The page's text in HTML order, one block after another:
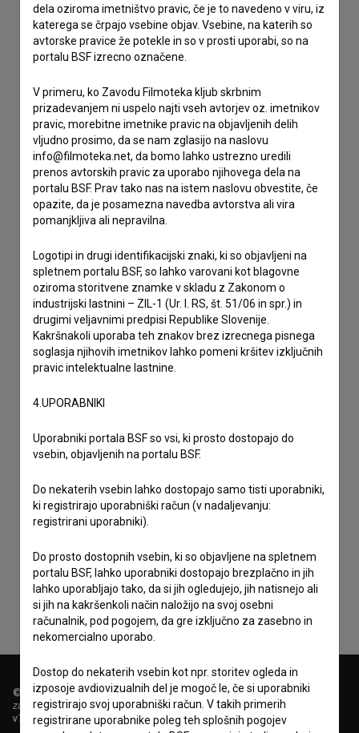
Stik z uredništvom
Spoštovani, s pomočjo spodnjega obrazca lahko stopite v
stik z uredništvom Baze slovenskih filmov. Veseli bomo vaših
odzivov.
imam vprašanje
prijavljam napako
želim dodati podatke
drugo
zbiranje, hrambo in obdelavo osebnih podatkov.
© 2018-2026, Filmoteka,
zavod za širjenje filmske kulture
v7.151.0
dela oziroma imetništvo pravic, če je to navedeno v viru, iz
katerega se črpajo vsebine objav. Vsebine, na katerih so
avtorske pravice že potekle in so v prosti uporabi, so na
portalu BSF izrecno označene.
V primeru, ko Zavodu Filmoteka kljub skrbnim
prizadevanjem ni uspelo najti vseh avtorjev oz. imetnikov
pravic, morebitne imetnike pravic na objavljenih delih
vljudno prosimo, da se nam zglasijo na naslovu
info@filmoteka.net, da bomo lahko ustrezno uredili
prenos avtorskih pravic za uporabo njihovega dela na
portalu BSF. Prav tako nas na istem naslovu obvestite, če
opazite, da je posamezna navedba avtorstva ali vira
pomanjkljiva ali nepravilna.
Logotipi in drugi identifikacijski znaki, ki so objavljeni na
spletnem portalu BSF, so lahko varovani kot blagovne
oziroma storitvene znamke v skladu z Zakonom o
industrijski lastnini – ZIL-1 (Ur. l. RS, št. 51/06 in spr.) in
drugimi veljavnimi predpisi Republike Slovenije.
Kakršnakoli uporaba teh znakov brez izrecnega pisnega
soglasja njihovih imetnikov lahko pomeni kršitev izključnih
pravic intelektualne lastnine.
4.UPORABNIKI
Uporabniki portala BSF so vsi, ki prosto dostopajo do
vsebin, objavljenih na portalu BSF.
Do nekaterih vsebin lahko dostopajo samo tisti uporabniki,
ki registrirajo uporabniški račun (v nadaljevanju:
registrirani uporabniki).
Do prosto dostopnih vsebin, ki so objavljene na spletnem
portalu BSF, lahko uporabniki dostopajo brezplačno in jih
lahko uporabljajo tako, da si jih ogledujejo, jih natisnejo ali
si jih na kakršenkoli način naložijo na svoj osebni
računalnik, pod pogojem, da gre izključno za zasebno in
nekomercialno uporabo.
Dostop do nekaterih vsebin kot npr. storitev ogleda in
izposoje avdiovizualnih del je mogoč le, če si uporabniki
registrirajo svoj uporabniški račun. V takih primerih
registrirane uporabnike poleg teh splošnih pogojev